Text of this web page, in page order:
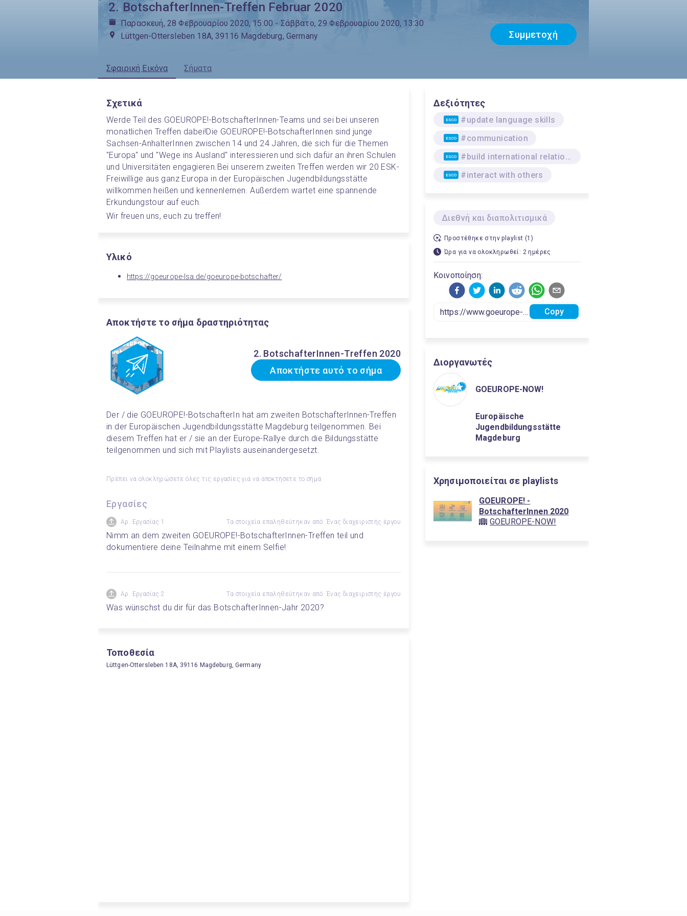
2. BotschafterInnen-Treffen Februar 2020
Παρασκευή, 28 Φεβρουαρίου 2020, 15:00 - Σάββατο, 29 Φεβρουαρίου 2020, 13:30
Lüttgen-Ottersleben 18A, 39116 Magdeburg, Germany
Συμμετοχή
Σφαιρική Εικόνα Σήματα
Σχετικά
Werde Teil des GOEUROPE!-BotschafterInnen-Teams und sei bei unseren
monatlichen Treffen dabei!Die GOEUROPE!-BotschafterInnen sind junge
Sachsen-AnhalterInnen zwischen 14 und 24 Jahren, die sich für die Themen
"Europa" und "Wege ins Ausland" interessieren und sich dafür an ihren Schulen
und Universitäten engagieren.Bei unserem zweiten Treffen werden wir 20 ESK-
Freiwillige aus ganz Europa in der Europäischen Jugendbildungsstätte
willkommen heißen und kennenlernen. Außerdem wartet eine spannende
Erkundungstour auf euch.
Wir freuen uns, euch zu treffen!
Υλικό
https://goeurope-lsa.de/goeurope-botschafter/
Αποκτήστε το σήμα δραστηριότητας
2. BotschafterInnen-Treffen 2020
Αποκτήστε αυτό το σήμα
Der / die GOEUROPE!-BotschafterIn hat am zweiten BotschafterInnen-Treffen
in der Europäischen Jugendbildungsstätte Magdeburg teilgenommen. Bei
diesem Treffen hat er / sie an der Europe-Rallye durch die Bildungsstätte
teilgenommen und sich mit Playlists auseinandergesetzt.
Πρέπει να ολοκληρώσετε όλες τις εργασίες για να αποκτήσετε το σήμα
Εργασίες
Αρ. Εργασίας 1 Τα στοιχεία επαληθεύτηκαν από: Ένας διαχειριστής έργου
Nimm an dem zweiten GOEUROPE!-BotschafterInnen-Treffen teil und
dokumentiere deine Teilnahme mit einem Selfie!
Αρ. Εργασίας 2 Τα στοιχεία επαληθεύτηκαν από: Ένας διαχειριστής έργου
Was wünschst du dir für das BotschafterInnen-Jahr 2020?
Τοποθεσία
Lüttgen-Ottersleben 18A, 39116 Magdeburg, Germany
Δεξιότητες
ESCO #update language skills
ESCO #communication
ESCO #build international relations
ESCO #interact with others
Διεθνή και διαπολιτισμικά
Προστέθηκε στην playlist (1)
Ώρα για να ολοκληρωθεί: 2 ημέρες
Κοινοποίηση:
Copy
Διοργανωτές
GOEUROPE-NOW!
Europäische
Jugendbildungsstätte
Magdeburg
Χρησιμοποιείται σε playlists
GOEUROPE! -
BotschafterInnen 2020
GOEUROPE-NOW!